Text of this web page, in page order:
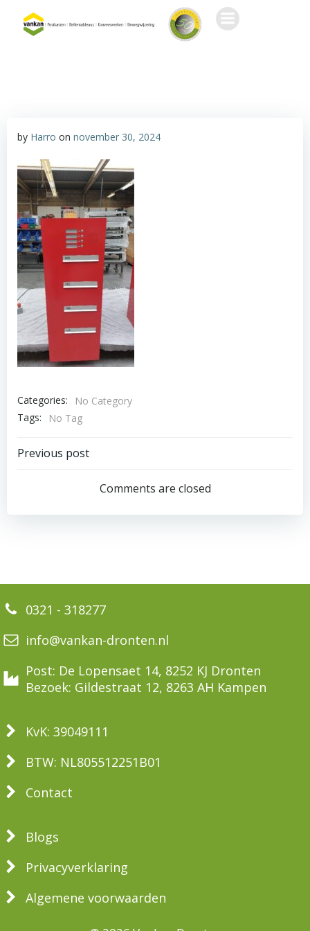
naar
by Harro on november 30, 2024
Categories:
No Category
Tags:
No Tag
Bericht
navigatie
Previous post
Comments are closed
0321 - 318277
info@vankan-dronten.nl
Post: De Lopensaet 14, 8252 KJ Dronten
Bezoek: Gildestraat 12, 8263 AH Kampen
KvK: 39049111
BTW: NL805512251B01
Contact
Blogs
Privacyverklaring
Algemene voorwaarden